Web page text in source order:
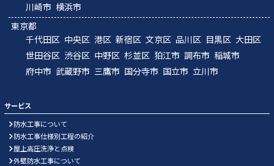
川崎市 横浜市
東京都
千代田区 中央区 港区 新宿区 文京区 品川区 目黒区 大田区
世田谷区 渋谷区 中野区 杉並区 狛江市 調布市 稲城市
府中市 武蔵野市 三鷹市 国分寺市 国立市 立川市
サービス
防水工事について
防水工事仕様別工程の紹介
屋上高圧洗浄と点検
外壁防水工事について